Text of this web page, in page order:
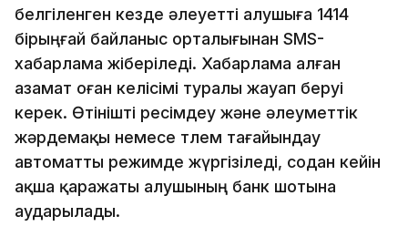
белгіленген кезде әлеуетті алушыға 1414
бірыңғай байланыс орталығынан SMS-
хабарлама жіберіледі. Хабарлама алған
азамат оған келісімі туралы жауап беруі
керек. Өтінішті ресімдеу және әлеуметтік
жәрдемақы немесе төлем тағайындау
автоматты режимде жүргізіледі, содан кейін
ақша қаражаты алушының банк шотына
аударылады.